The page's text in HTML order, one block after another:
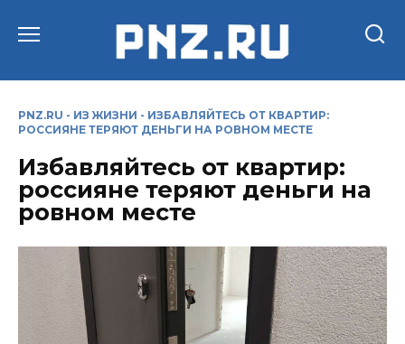
PNZ.RU - ИЗ ЖИЗНИ - ИЗБАВЛЯЙТЕСЬ ОТ КВАРТИР:
РОССИЯНЕ ТЕРЯЮТ ДЕНЬГИ НА РОВНОМ МЕСТЕ
Избавляйтесь от квартир:
россияне теряют деньги на
ровном месте